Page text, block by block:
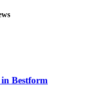
Bestform